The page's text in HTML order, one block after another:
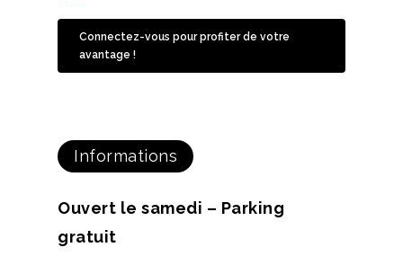
Connectez-vous pour profiter de votre
avantage !
Informations
Ouvert le samedi – Parking
gratuit